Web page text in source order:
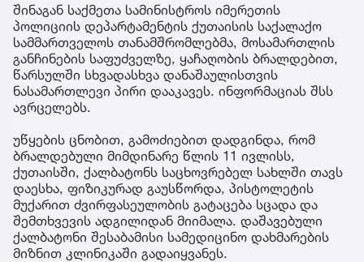
შინაგან საქმეთა სამინისტროს იმერეთის
პოლიციის დეპარტამენტის ქუთაისის საქალაქო
სამმართველოს თანამშრომლებმა, მოსამართლის
განჩინების საფუძველზე, ყაჩაღობის ბრალდებით,
წარსულში სხვადასხვა დანაშაულისთვის
ნასამართლევი პირი დააკავეს. ინფორმაციას შსს
ავრცელებს.
უწყების ცნობით, გამოძიებით დადგინდა, რომ
ბრალდებული მიმდინარე წლის 11 ივლისს,
ქუთაისში, ქალბატონს საცხოვრებელ სახლში თავს
დაესხა, ფიზიკურად გაუსწორდა, პისტოლეტის
მუქარით ძვირფასეულობის გატაცება სცადა და
შემთხვევის ადგილიდან მიიმალა. დაშავებული
ქალბატონი შესაბამისი სამედიცინო დახმარების
მიზნით კლინიკაში გადაიყვანეს.